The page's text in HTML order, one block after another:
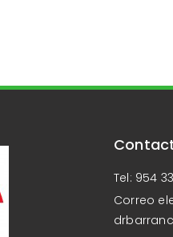
Tel: 954
Correo